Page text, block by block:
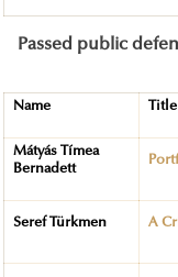
Passed public
Name Title
Mátyás Tímea
Bernadett
Seref Türkmen A